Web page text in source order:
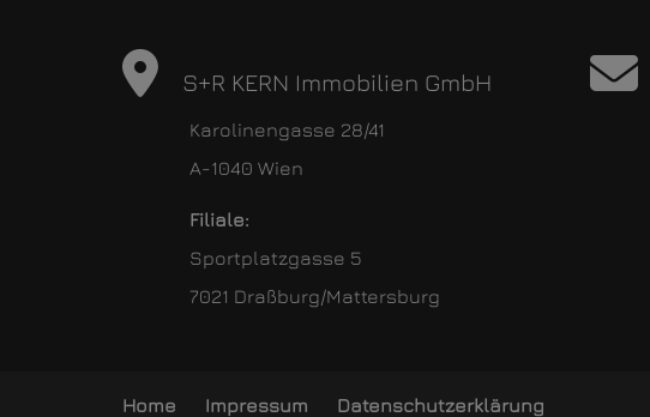
S+R KERN Immobilien GmbH
Karolinengasse 28/41
A-1040 Wien
Filiale:
Sportplatzgasse 5
7021 Draßburg/Mattersburg
Home Impressum Datenschutzerklärung